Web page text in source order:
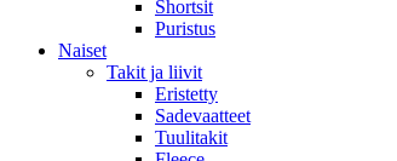
Shortsit
Puristus
Naiset
Takit ja liivit
Eristetty
Sadevaatteet
Tuulitakit